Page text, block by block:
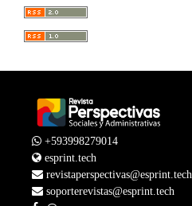
+593998279014
esprint.tech
revistaperspectivas@esprint.tech
soporterevistas@esprint.tech